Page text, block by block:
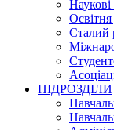
Освітня
Сталий
ПІДРОЗДІЛИ